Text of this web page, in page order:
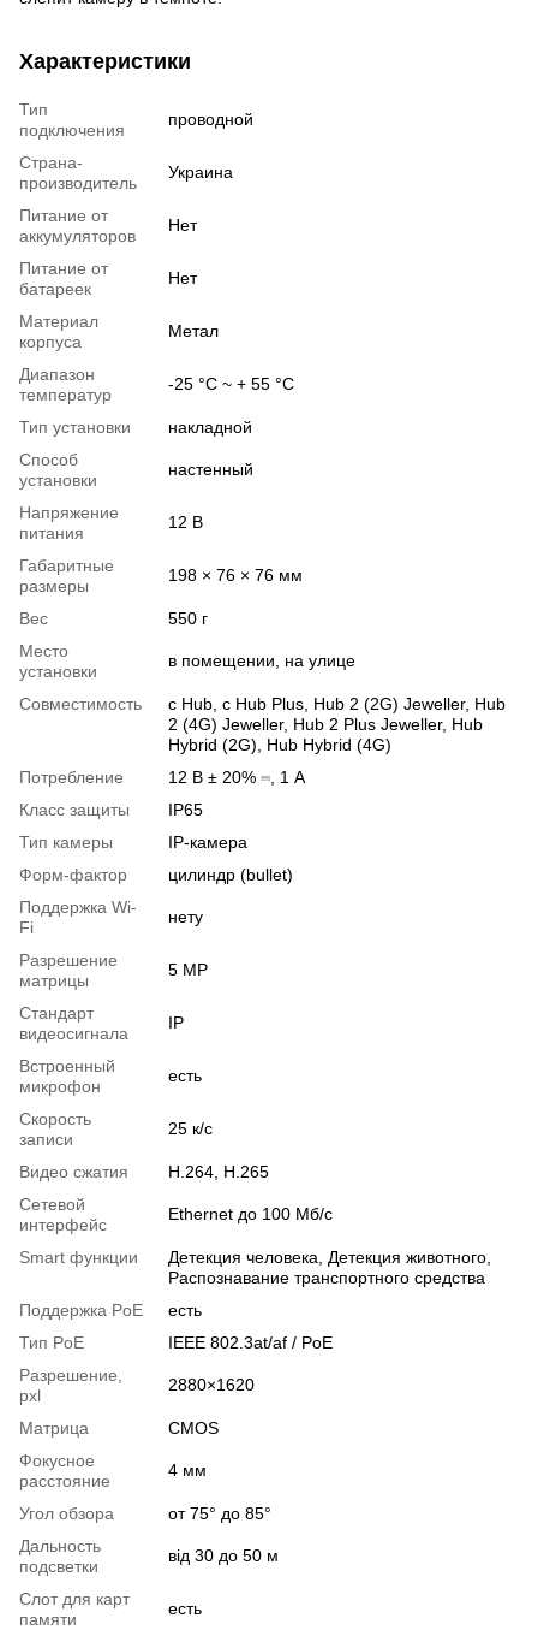
Характеристики
Тип
подключения
проводной
Страна-
производитель
Украина
Питание от
аккумуляторов
Нет
Питание от
батареек
Нет
Материал
корпуса
Метал
Диапазон
температур
-25 °C ~ + 55 °C
Тип установки
накладной
Способ
установки
настенный
Напряжение
питания
12 В
Габаритные
размеры
198 × 76 × 76 мм
Вес
550 г
Место
установки
в помещении, на улице
Совместимость
с Hub, с Hub Plus, Hub 2 (2G) Jeweller, Hub
2 (4G) Jeweller, Hub 2 Plus Jeweller, Hub
Hybrid (2G), Hub Hybrid (4G)
Потребление
12 В ± 20% ⎓, 1 А
Класс защиты
IP65
Тип камеры
IP-камера
Форм-фактор
цилиндр (bullet)
Поддержка Wi-
Fi
нету
Разрешение
матрицы
5 MP
Стандарт
видеосигнала
IP
Встроенный
микрофон
есть
Скорость
записи
25 к/с
Видео сжатия
H.264, H.265
Сетевой
интерфейс
Ethernet до 100 Мб/с
Smart функции
Детекция человека, Детекция животного,
Распознавание транспортного средства
Поддержка PoE
есть
Тип PoE
IEEE 802.3at/af / PoE
Разрешение,
pxl
2880×1620
Матрица
CMOS
Фокусное
расстояние
4 мм
Угол обзора
от 75° до 85°
Дальность
подсветки
від 30 до 50 м
Слот для карт
памяти
есть